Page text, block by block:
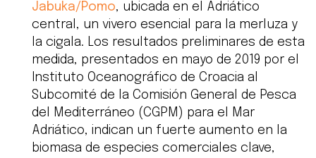
Jabuka/Pomo, ubicada en el Adriático
central, un vivero esencial para la merluza y
la cigala. Los resultados preliminares de esta
medida, presentados en mayo de 2019 por el
Instituto Oceanográfico de Croacia al
Subcomité de la Comisión General de Pesca
del Mediterráneo (CGPM) para el Mar
Adriático, indican un fuerte aumento en la
biomasa de especies comerciales clave,